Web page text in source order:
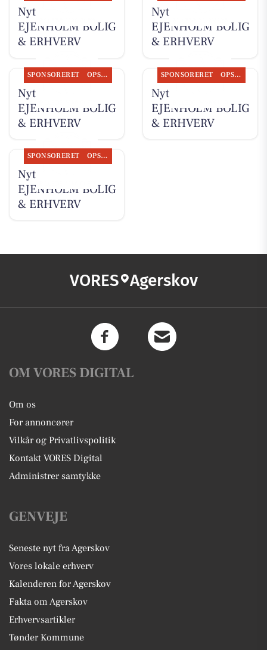
Nyt fra
EJENHOLM BOLIG
& ERHVERV
Nyt fra
EJENHOLM BOLIG
& ERHVERV
SPONSORERET OPSLAGSTAVLEN
Nyt fra
EJENHOLM BOLIG
& ERHVERV
SPONSORERET OPSLAGSTAVLEN
Nyt fra
EJENHOLM BOLIG
& ERHVERV
SPONSORERET OPSLAGSTAVLEN
Nyt fra
EJENHOLM BOLIG
& ERHVERV
VORES Agerskov
OM VORES DIGITAL
Om os
For annoncører
Vilkår og Privatlivspolitik
Kontakt VORES Digital
Administrer samtykke
GENVEJE
Seneste nyt fra Agerskov
Vores lokale erhverv
Kalenderen for Agerskov
Fakta om Agerskov
Erhvervsartikler
Tønder Kommune